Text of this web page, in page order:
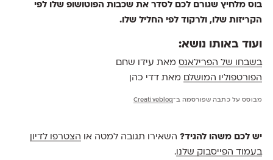
בוס מלחיץ שגורם לכם לסדר את שכבות הפוטושופ שלו לפי
הקריזות שלו, ולרקוד לפי החליל שלו.
ועוד באותו נושא:
בשבחו של הפרילאנס מאת עידו שחם
הפורטפוליו המושלם מאת דדי כהן
מבוסס על כתבה שפורסמה ב־Creativebloq
יש לכם משהו להגיד?השאירו תגובה למטה או הצטרפו לדיון
בעמוד הפייסבוק שלנו.